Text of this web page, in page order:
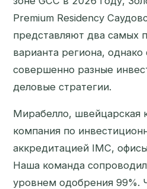
Premium Residency
представляют два самых
варианта региона,
совершенно разные
деловые стратегии.
Мирабелло, швейцарская
компания по
аккредитацией IMC,
Наша команда
уровнем одобрения 99%.